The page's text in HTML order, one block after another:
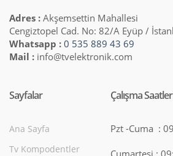
Adres : Akşemsettin Mahallesi
Cengiztopel Cad. No: 82/A Eyüp /
Whatsapp : 0 535 889 43 69
Mail : info@tvelektronik.com
Sayfalar
Ana Sayfa
Tv Kompodentler
Çalışma
Pzt -Cuma :